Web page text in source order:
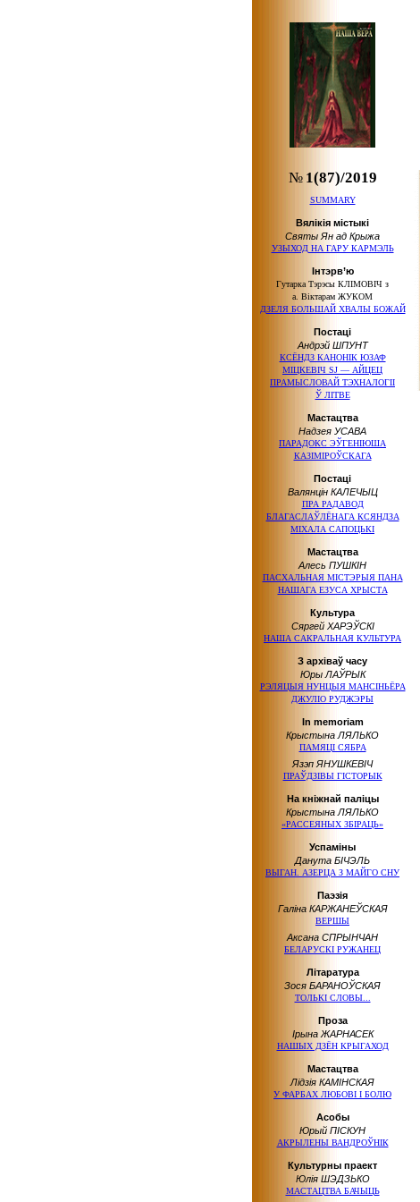
№ 1(87)/2019
SUMMARY
Вялікія містыкі
Святы Ян ад Крыжа
УЗЫХОД НА ГАРУ КАРМЭЛЬ
Інтэрв’ю
Гутарка Тэрэсы КЛІМОВІЧ з
а. Віктарам ЖУКОМ
ДЗЕЛЯ БОЛЬШАЙ ХВАЛЫ БОЖАЙ
Постаці
Андрэй ШПУНТ
КСЁНДЗ КАНОНІК ЮЗАФ
МІЦКЕВІЧ SJ — АЙЦЕЦ
ПРАМЫСЛОВАЙ ТЭХНАЛОГІІ
Ў ЛІТВЕ
Мастацтва
Надзея УСАВА
ПАРАДОКС ЭЎГЕНІЮША
КАЗІМІРОЎСКАГА
Постаці
Валянцін КАЛЕЧЫЦ
ПРА РАДАВОД
БЛАГАСЛАЎЛЁНАГА КСЯНДЗА
МІХАЛА САПОЦЬКІ
Мастацтва
Алесь ПУШКІН
ПАСХАЛЬНАЯ МІСТЭРЫЯ ПАНА
НАШАГА ЕЗУСА ХРЫСТА
Культура
Сяргей ХАРЭЎСКІ
НАША САКРАЛЬНАЯ КУЛЬТУРА
З архіваў часу
Юры ЛАЎРЫК
РЭЛЯЦЫЯ НУНЦЫЯ МАНСІНЬЁРА
ДЖУЛІО РУДЖЭРЫ
In memoriam
Крыстына ЛЯЛЬКО
ПАМЯЦІ СЯБРА
Язэп ЯНУШКЕВІЧ
ПРАЎДЗІВЫ ГІСТОРЫК
На кніжнай паліцы
Крыстына ЛЯЛЬКО
«РАССЕЯНЫХ ЗБІРАЦЬ»
Успаміны
Данута БІЧЭЛЬ
ВЫГАН. АЗЕРЦА З МАЙГО СНУ
Паэзія
Галіна КАРЖАНЕЎСКАЯ
ВЕРШЫ
Аксана СПРЫНЧАН
БЕЛАРУСКІ РУЖАНЕЦ
Літаратура
Зося БАРАНОЎСКАЯ
ТОЛЬКІ СЛОВЫ...
Проза
Ірына ЖАРНАСЕК
НАШЫХ ДЗЁН КРЫГАХОД
Мастацтва
Лідзія КАМІНСКАЯ
У ФАРБАХ ЛЮБОВІ І БОЛЮ
Асобы
Юрый ПІСКУН
АКРЫЛЕНЫ ВАНДРОЎНІК
Культурны праект
Юлія ШЭДЗЬКО
МАСТАЦТВА БАЧЫЦЬ